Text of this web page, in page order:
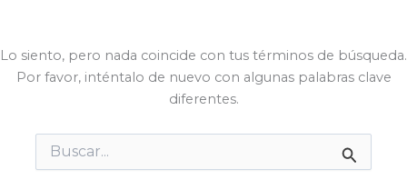
Lo siento, pero nada coincide con tus términos de búsqueda.
Por favor, inténtalo de nuevo con algunas palabras clave
diferentes.
Buscar
por: